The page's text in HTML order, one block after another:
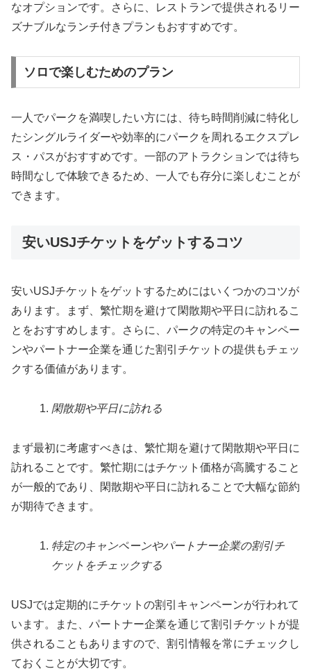
なオプションです。さらに、レストランで提供されるリー
ズナブルなランチ付きプランもおすすめです。
ソロで楽しむためのプラン
一人でパークを満喫したい方には、待ち時間削減に特化し
たシングルライダーや効率的にパークを周れるエクスプレ
ス・パスがおすすめです。一部のアトラクションでは待ち
時間なしで体験できるため、一人でも存分に楽しむことが
できます。
安いUSJチケットをゲットするコツ
安いUSJチケットをゲットするためにはいくつかのコツが
あります。まず、繁忙期を避けて閑散期や平日に訪れるこ
とをおすすめします。さらに、パークの特定のキャンペー
ンやパートナー企業を通じた割引チケットの提供もチェッ
クする価値があります。
閑散期や平日に訪れる
まず最初に考慮すべきは、繁忙期を避けて閑散期や平日に
訪れることです。繁忙期にはチケット価格が高騰すること
が一般的であり、閑散期や平日に訪れることで大幅な節約
が期待できます。
特定のキャンペーンやパートナー企業の割引チ
ケットをチェックする
USJでは定期的にチケットの割引キャンペーンが行われて
います。また、パートナー企業を通じて割引チケットが提
供されることもありますので、割引情報を常にチェックし
ておくことが大切です。